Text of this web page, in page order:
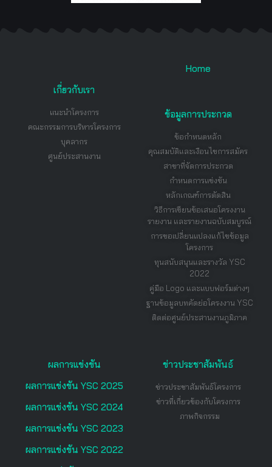
Home
เกี่ยวกับเรา
แนะนำโครงการ
คณะกรรมการบริหารโครงการ
บุคลากร
ศูนย์ประสานงาน
ข้อมูลการประกวด
ข้อกำหนดหลัก
คุณสมบัติและเงือนไขการสมัคร
สาขาที่จัดการประกวด
กำหนดการแข่งขัน
หลักเกณฑ์การตัดสิน
วิธีการเขียนข้อเสนอโครงงาน
รายงาน และรายงานฉบับสมบูรณ์
การขอเปลี่ยนแปลงแก้ไขข้อมูล
โครงการ
ทุนสนับสนุนและรางวัล YSC
2022
คู่มือ Logo และแบบฟอร์มต่างๆ
ฐานข้อมูลบทคัดย่อโครงงาน YSC
ติดต่อศูนย์ประสานงานภูมิภาค
ผลการแข่งขัน
ผลการแข่งขัน YSC 2025
ผลการแข่งขัน YSC 2024
ผลการแข่งขัน YSC 2023
ผลการแข่งขัน YSC 2022
ข่าวประชาสัมพันธ์
ข่าวประชาสัมพันธ์โครงการ
ข่าวที่เกี่ยวข้องกับโครงการ
ภาพกิจกรรม